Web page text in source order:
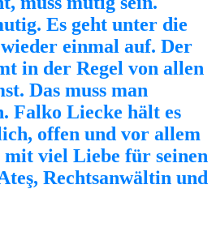
Es geht unter die
einmal auf. Der
in der Regel von allen
Das muss man
Falko Liecke hält es
offen und vor allem
viel Liebe für seinen
Rechtsanwältin und